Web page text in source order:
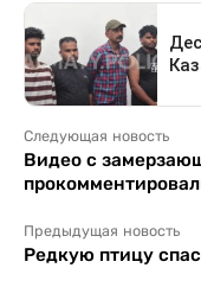
Следующая новость
Видео с
Предыдущая новость
Редкую птицу